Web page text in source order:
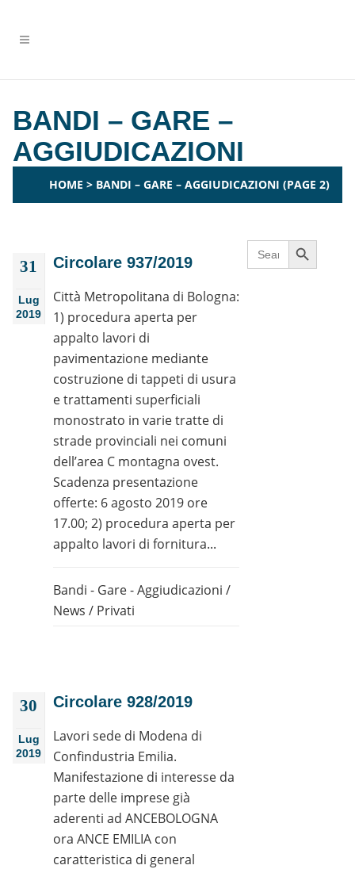
BANDI – GARE –
AGGIUDICAZIONI
HOME > BANDI – GARE – AGGIUDICAZIONI (PAGE 2)
31
Lug
2019
Circolare 937/2019
Città Metropolitana di Bologna:
1) procedura aperta per
appalto lavori di
pavimentazione mediante
costruzione di tappeti di usura
e trattamenti superficiali
monostrato in varie tratte di
strade provinciali nei comuni
dell’area C montagna ovest.
Scadenza presentazione
offerte: 6 agosto 2019 ore
17.00; 2) procedura aperta per
appalto lavori di fornitura...
Bandi - Gare - Aggiudicazioni /
News / Privati
30
Lug
2019
Circolare 928/2019
Lavori sede di Modena di
Confindustria Emilia.
Manifestazione di interesse da
parte delle imprese già
aderenti ad ANCEBOLOGNA
ora ANCE EMILIA con
caratteristica di general
Search
for:
Search Button